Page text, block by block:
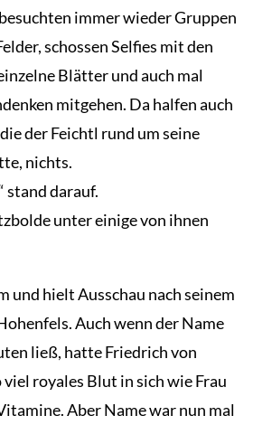
immer wieder Gruppen
schossen Selfies mit den
Blätter und auch mal
mitgehen. Da halfen auch
der Feichtl rund um seine
nichts.
stand darauf.
unter einige von ihnen
und hielt Ausschau nach seinem
Auch wenn der Name
ließ, hatte Friedrich von
royales Blut in sich wie Frau
Aber Name war nun mal